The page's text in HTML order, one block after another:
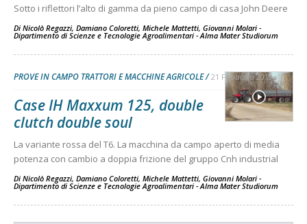
Sotto i riflettori l’alto di gamma da pieno campo di casa John Deere
Di Nicolò Regazzi, Damiano Coloretti, Michele Mattetti, Giovanni Molari -
Dipartimento di Scienze e Tecnologie Agroalimentari - Alma Mater Studiorum
PROVE IN CAMPO TRATTORI E MACCHINE AGRICOLE 21 Febbraio 2019
Case IH Maxxum 125, double
clutch double soul
La variante rossa del T6. La macchina da campo aperto di media
potenza con cambio a doppia frizione del gruppo Cnh industrial
Di Nicolò Regazzi, Damiano Coloretti, Michele Mattetti, Giovanni Molari -
Dipartimento di Scienze e Tecnologie Agroalimentari - Alma Mater Studiorum